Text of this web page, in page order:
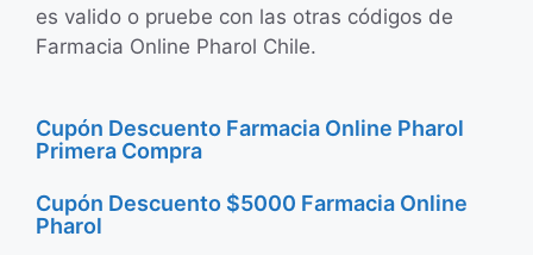
es valido o pruebe con las otras códigos de
Farmacia Online Pharol Chile.
Cupón Descuento Farmacia Online Pharol
Primera Compra
Cupón Descuento $5000 Farmacia Online
Pharol